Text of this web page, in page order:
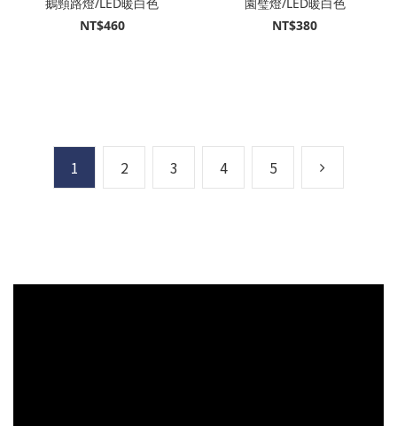
NT$460
NT$380
1 2 3 4 5